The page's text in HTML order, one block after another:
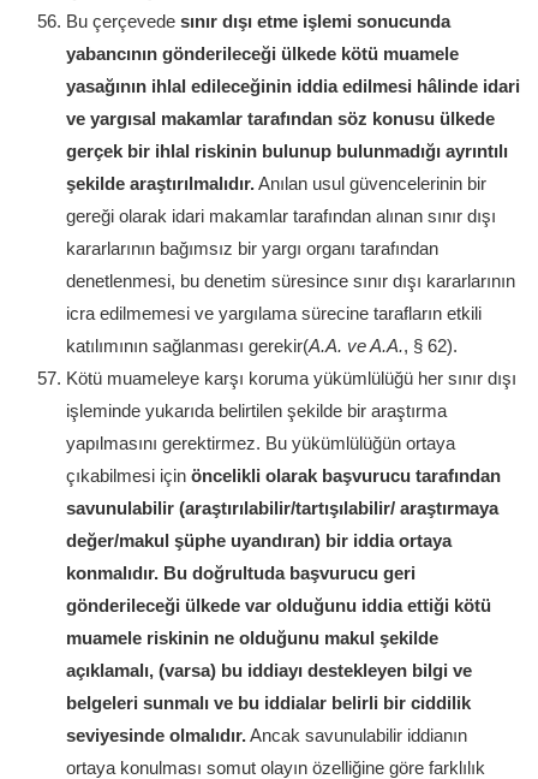
Bu çerçevede sınır dışı etme işlemi sonucunda
yabancının gönderileceği ülkede kötü muamele
yasağının ihlal edileceğinin iddia edilmesi hâlinde idari
ve yargısal makamlar tarafından söz konusu ülkede
gerçek bir ihlal riskinin bulunup bulunmadığı ayrıntılı
şekilde araştırılmalıdır.Anılan usul güvencelerinin bir
gereği olarak idari makamlar tarafından alınan sınır dışı
kararlarının bağımsız bir yargı organı tarafından
denetlenmesi, bu denetim süresince sınır dışı kararlarının
icra edilmemesi ve yargılama sürecine tarafların etkili
katılımının sağlanması gerekir(A.A. ve A.A., § 62).
Kötü muameleye karşı koruma yükümlülüğü her sınır dışı
işleminde yukarıda belirtilen şekilde bir araştırma
yapılmasını gerektirmez. Bu yükümlülüğün ortaya
çıkabilmesi için öncelikli olarak başvurucu tarafından
savunulabilir (araştırılabilir/tartışılabilir/ araştırmaya
değer/makul şüphe uyandıran) bir iddia ortaya
konmalıdır. Bu doğrultuda başvurucu geri
gönderileceği ülkede var olduğunu iddia ettiği kötü
muamele riskinin ne olduğunu makul şekilde
açıklamalı, (varsa) bu iddiayı destekleyen bilgi ve
belgeleri sunmalı ve bu iddialar belirli bir ciddilik
seviyesinde olmalıdır.Ancak savunulabilir iddianın
ortaya konulması somut olayın özelliğine göre farklılık